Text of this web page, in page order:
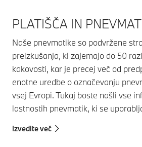
PLATIŠČA IN
Naše pnevmatike so podvržene
preizkušanja, ki zajemajo do 50
kakovosti, kar je precej več od
enotne uredbe o označevanju
vsej Evropi. Tukaj boste našli vse
lastnostih pnevmatik, ki se
Izvedite več